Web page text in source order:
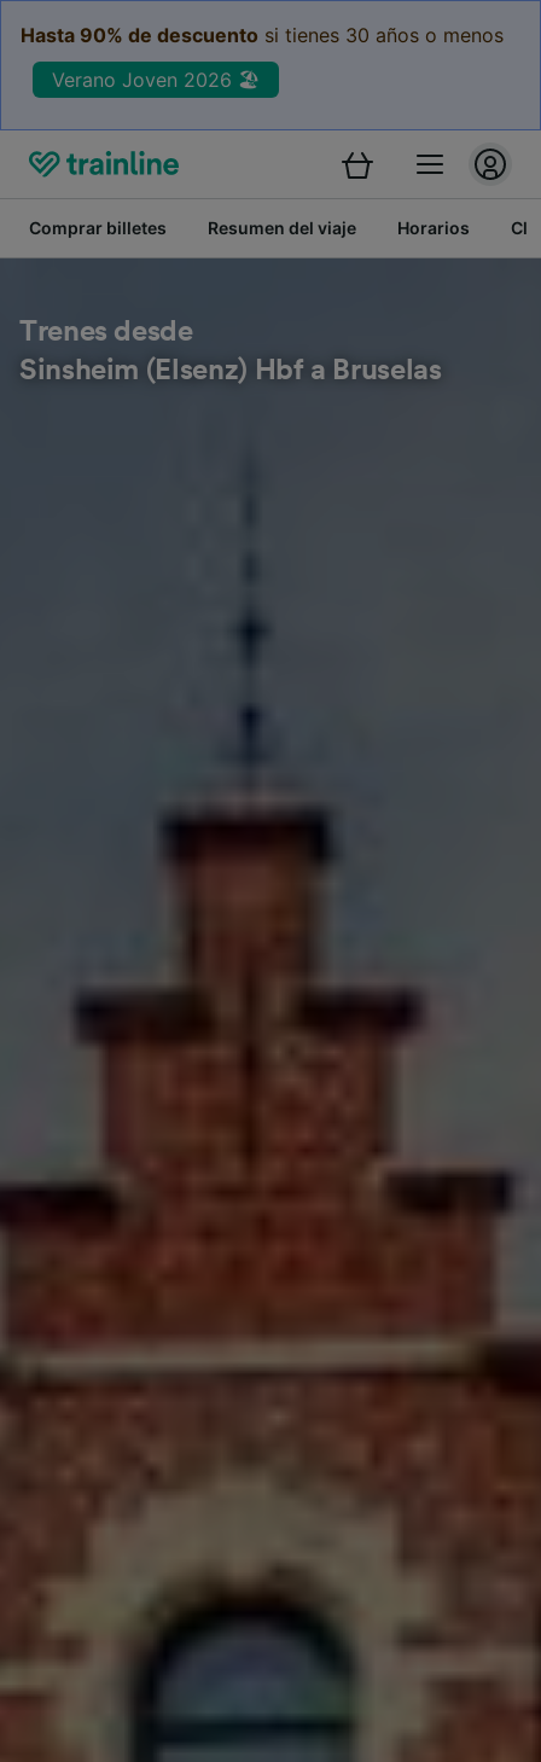
Hasta 90% de descuento si tienes 30 años o menos
Verano Joven 2026 🏖️
Comprar billetes Resumen del viaje Horarios
Trenes desde
Sinsheim (Elsenz) Hbf a Bruselas